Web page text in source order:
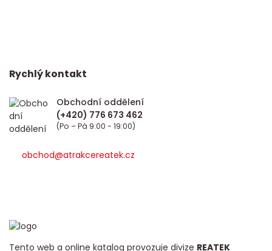
Tento web a online katalog provozuje divize REATEK
Rychlý kontakt
Obchodní oddělení
(Po – Pá 9:00 - 19:00)
obchod@atrakcereatek.cz